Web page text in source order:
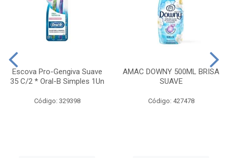
Escova Pro-Gengiva Suave
35 C/2 * Oral-B Simples 1Un
Código: 329398
AMAC DOWNY 500ML BRISA
SUAVE
Código: 427478